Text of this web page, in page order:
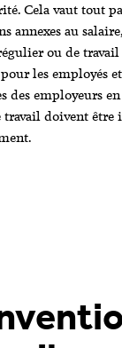
Cela vaut tout
annexes au
ou de travail
les employés
des employeurs
travail doivent être